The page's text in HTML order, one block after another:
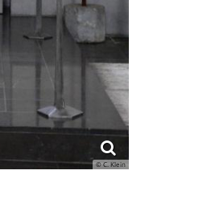
© C. Klein